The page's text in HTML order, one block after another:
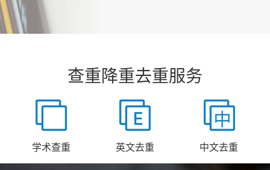
查重降重去重服务
学术查重 英文去重 中文去重